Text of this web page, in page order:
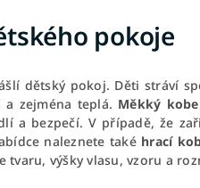
pokoje
dětský pokoj. Děti stráví
zejména teplá. Měkký
a bezpečí. V případě, že
naleznete také hrací
tvaru, výšky vlasu, vzoru a